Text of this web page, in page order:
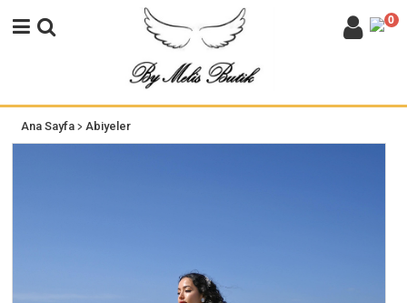
0
Ana Sayfa> Abiyeler